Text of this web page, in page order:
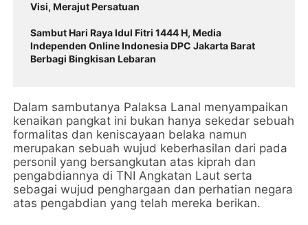
Visi, Merajut Persatuan
Sambut Hari Raya Idul Fitri 1444 H, Media
Independen Online Indonesia DPC Jakarta Barat
Berbagi Bingkisan Lebaran
Dalam sambutanya Palaksa Lanal menyampaikan
kenaikan pangkat ini bukan hanya sekedar sebuah
formalitas dan keniscayaan belaka namun
merupakan sebuah wujud keberhasilan dari pada
personil yang bersangkutan atas kiprah dan
pengabdiannya di TNI Angkatan Laut serta
sebagai wujud penghargaan dan perhatian negara
atas pengabdian yang telah mereka berikan.